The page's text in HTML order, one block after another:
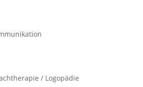
/ Logopädie